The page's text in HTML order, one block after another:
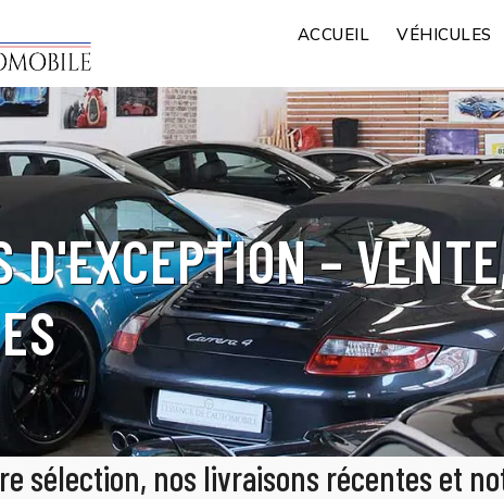
ACCUEIL VÉHICULES
D'EXCEPTION –
sélection, nos livraisons récentes et